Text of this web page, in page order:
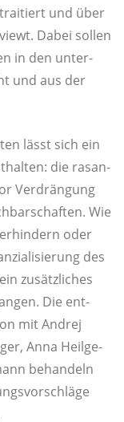
und über
Dabei sol­len
in den unter­
und aus der
lässt sich ein
die rasan­
Ver­drän­gung
Wie
oder
des
zusätz­li­ches
Die ent­
mit Andrej
Anna Heil­ge­
behan­deln